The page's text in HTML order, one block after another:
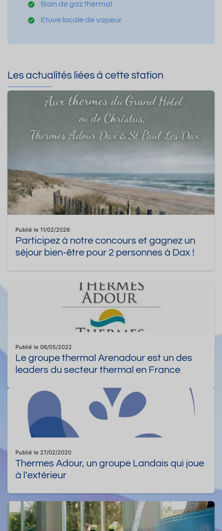
Bain de gaz thermal
Étuve locale de vapeur
Les actualités liées à cette station
Publié le 11/02/2026
Participez à notre concours et gagnez un
séjour bien-être pour 2 personnes à Dax !
Publié le 06/05/2022
Le groupe thermal Arenadour est un des
leaders du secteur thermal en France
Publié le 27/02/2020
Thermes Adour, un groupe Landais qui joue
à l’extérieur